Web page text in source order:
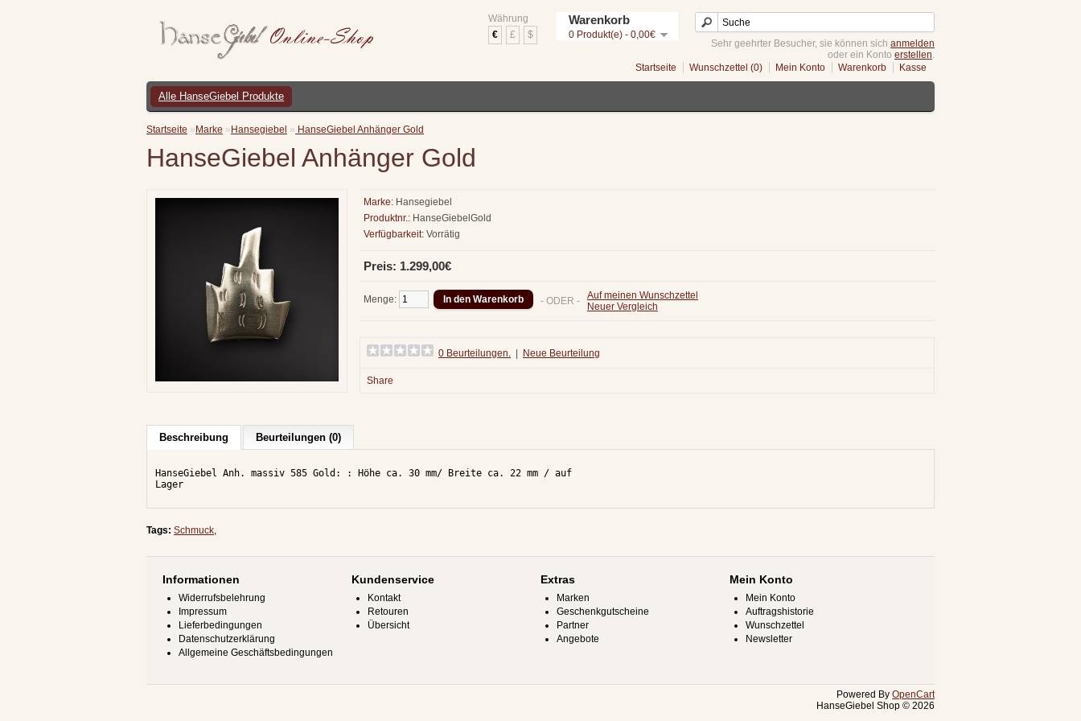
Währung
€
£ $
Warenkorb
0 Produkt(e) - 0,00€
Sehr geehrter Besucher, sie können sich anmelden
oder ein Konto erstellen.
Startseite
Wunschzettel (0) Mein Konto Warenkorb Kasse
Alle HanseGiebel Produkte
Startseite » Marke » Hansegiebel » HanseGiebel Anhänger Gold
HanseGiebel Anhänger Gold
Marke: Hansegiebel
Produktnr.: HanseGiebelGold
Verfügbarkeit: Vorrätig
Preis: 1.299,00€
Menge: - ODER - Auf meinen Wunschzettel
Neuer Vergleich
0 Beurteilungen. Neue Beurteilung
Share
Beschreibung Beurteilungen (0)
HanseGiebel Anh. massiv 585 Gold: : Höhe ca. 30 mm/ Breite ca. 22 mm / auf
Lager
Tags: Schmuck,
Informationen
Widerrufsbelehrung
Impressum
Lieferbedingungen
Datenschutzerklärung
Allgemeine Geschäftsbedingungen
Kundenservice
Kontakt
Retouren
Übersicht
Extras
Marken
Geschenkgutscheine
Partner
Angebote
Mein Konto
Mein Konto
Auftragshistorie
Wunschzettel
Newsletter
Powered By OpenCart
HanseGiebel Shop © 2026